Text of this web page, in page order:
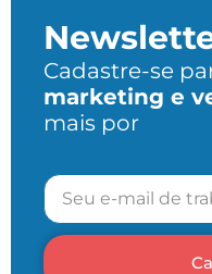
Cadastre-se
marketing e
mais por